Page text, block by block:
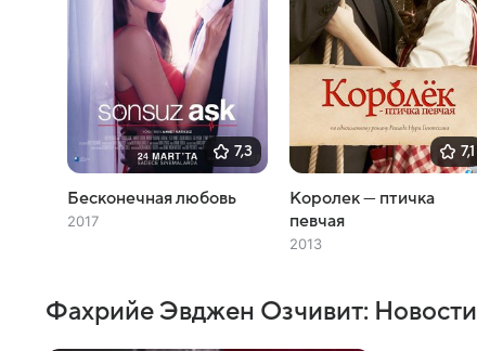
7,3
Бесконечная любовь
2017
7,1
Королек — птичка
певчая
2013
Фахрийе Эвджен Озчивит: Новости